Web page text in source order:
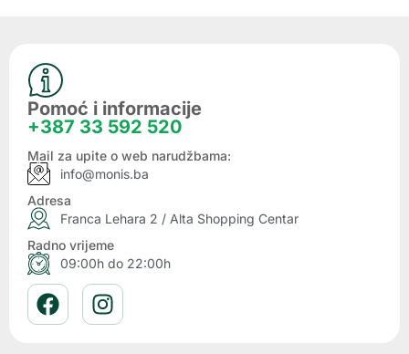
Pomoć i informacije
+387 33 592 520
Mail za upite o web narudžbama:
info@monis.ba
Adresa
Franca Lehara 2 / Alta Shopping Centar
Radno vrijeme
09:00h do 22:00h